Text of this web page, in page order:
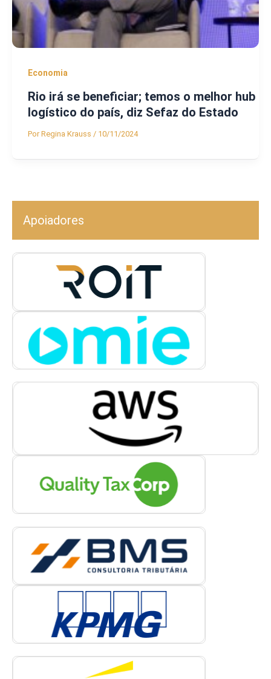
Economia
Rio irá se beneficiar; temos o melhor hub
logístico do país, diz Sefaz do Estado
PorRegina Krauss / 10/11/2024
Apoiadores